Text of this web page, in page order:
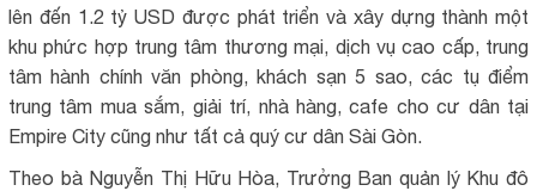
lên đến 1.2 tỷ USD được phát triển và xây dựng thành một
khu phức hợp trung tâm thương mại, dịch vụ cao cấp, trung
tâm hành chính văn phòng, khách sạn 5 sao, các tụ điểm
trung tâm mua sắm, giải trí, nhà hàng, cafe cho cư dân tại
Empire City cũng như tất cả quý cư dân Sài Gòn.
Theo bà Nguyễn Thị Hữu Hòa, Trưởng Ban quản lý Khu đô